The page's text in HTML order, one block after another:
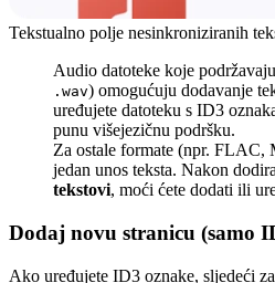
Tekstualno polje nesinkroniziranih
Audio datoteke koje podržavaju
.wav) omogućuju dodavanje
uređujete datoteku s ID3
punu višejezičnu podršku.
Za ostale formate (npr. FLAC,
jedan unos teksta. Nakon
tekstovi, moći ćete dodati ili
Dodaj novu stranicu (samo
Ako uređujete ID3 oznake, sljedeći